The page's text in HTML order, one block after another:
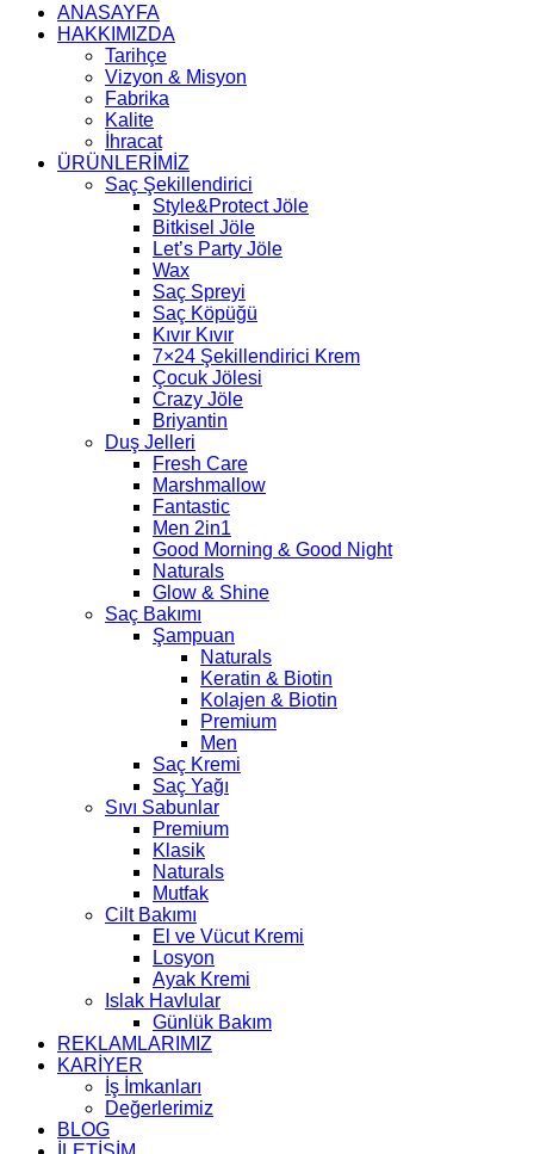
ANASAYFA
HAKKIMIZDA
Tarihçe
Vizyon & Misyon
Fabrika
Kalite
İhracat
ÜRÜNLERİMİZ
Saç Şekillendirici
Style&Protect Jöle
Bitkisel Jöle
Let’s Party Jöle
Wax
Saç Spreyi
Saç Köpüğü
Kıvır Kıvır
7×24 Şekillendirici Krem
Çocuk Jölesi
Crazy Jöle
Briyantin
Duş Jelleri
Fresh Care
Marshmallow
Fantastic
Men 2in1
Good Morning & Good Night
Naturals
Glow & Shine
Saç Bakımı
Şampuan
Naturals
Keratin & Biotin
Kolajen & Biotin
Premium
Men
Saç Kremi
Saç Yağı
Sıvı Sabunlar
Premium
Klasik
Naturals
Mutfak
Cilt Bakımı
El ve Vücut Kremi
Losyon
Ayak Kremi
Islak Havlular
Günlük Bakım
REKLAMLARIMIZ
KARİYER
İş İmkanları
Değerlerimiz
BLOG